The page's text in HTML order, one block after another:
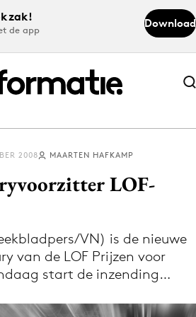
de app
Download
Abonneer nu
Abonneer nu
via de Adformatie
app
2008 MAARTEN HAFKAMP
LOF-
VN) is de nieuwe
van de LOF Prijzen voor
start de inzending…